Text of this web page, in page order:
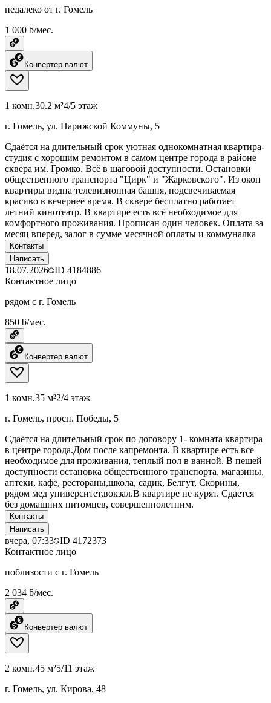
недалеко от г. Гомель
1 000 ƃ/мес.
Конвертер валют
1 комн.30.2 м²4/5 этаж
г. Гомель, ул. Парижской Коммуны, 5
Сдаётся на длительный срок уютная однокомнатная квартира-
студия с хорошим ремонтом в самом центре города в районе
сквера им. Громко. Всё в шаговой доступности. Остановки
общественного транспорта "Цирк" и "Жарковского". Из окон
квартиры видна телевизионная башня, подсвечиваемая
красиво в вечернее время. В сквере бесплатно работает
летний кинотеатр. В квартире есть всё необходимое для
комфортного проживания. Прописан один человек. Оплата за
месяц вперед, залог в сумме месячной оплаты и коммуналка
Контакты
Написать
18.07.2026 ID 4184886
Контактное лицо
рядом с г. Гомель
850 ƃ/мес.
Конвертер валют
1 комн.35 м²2/4 этаж
г. Гомель, просп. Победы, 5
Сдаётся на длительный срок по договору 1- комната квартира
в центре города.Дом после капремонта. В квартире есть все
необходимое для проживания, теплый пол в ванной. В пешей
доступности остановка общественного транспорта, магазины,
аптеки, кафе, рестораны,школа, садик, Белгут, Скорины,
рядом мед университет,вокзал.В квартире не курят. Сдается
без домашних питомцев, совершеннолетним.
Контакты
Написать
вчера, 07:33 ID 4172373
Контактное лицо
поблизости с г. Гомель
2 034 ƃ/мес.
Конвертер валют
2 комн.45 м²5/11 этаж
г. Гомель, ул. Кирова, 48